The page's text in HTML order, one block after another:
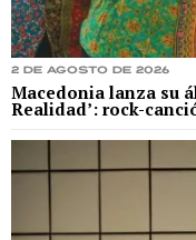
2 de agosto de 2026
Macedonia lanza su
Realidad’: rock-